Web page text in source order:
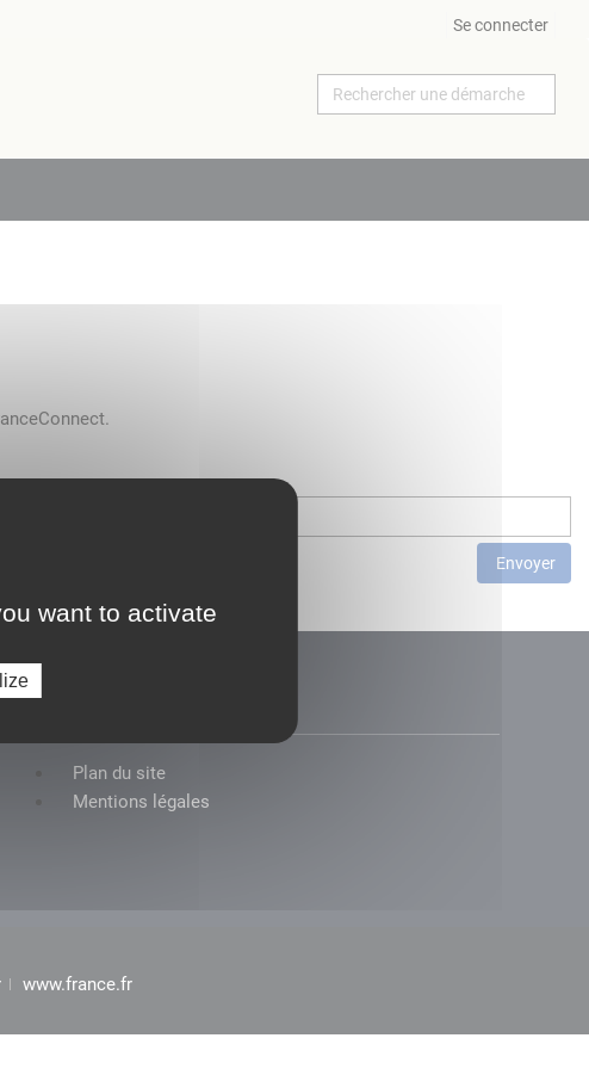
want to activate
Se connecter
Envoyer
Plan du site
Mentions légales
www.france.fr